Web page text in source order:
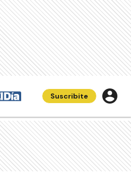
Suscribite